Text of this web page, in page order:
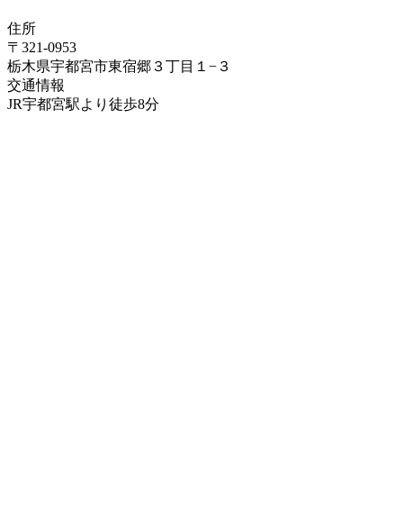
住所
〒321-0953
栃木県宇都宮市東宿郷３丁目１−３
交通情報
JR宇都宮駅より徒歩8分